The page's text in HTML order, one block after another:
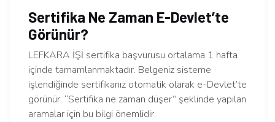
Sertifika Ne Zaman E-Devlet’te
Görünür?
LEFKARA İŞİ sertifika başvurusu ortalama 1 hafta
içinde tamamlanmaktadır. Belgeniz sisteme
işlendiğinde sertifikanız otomatik olarak e-Devlet’te
görünür. “Sertifika ne zaman düşer” şeklinde yapılan
aramalar için bu bilgi önemlidir.